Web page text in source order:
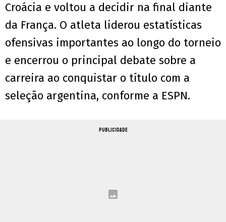
Croácia e voltou a decidir na final diante
da França. O atleta liderou estatísticas
ofensivas importantes ao longo do torneio
e encerrou o principal debate sobre a
carreira ao conquistar o título com a
seleção argentina, conforme a ESPN.
PUBLICIDADE